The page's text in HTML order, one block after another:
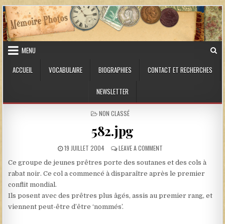
Skip to content
MENU
ACCUEIL
VOCABULAIRE BIOGRAPHIES CONTACT ET RECHERCHES
NEWSLETTER
POSTED IN
NON CLASSÉ
582.jpg
PUBLISHED DATE:
19 JUILLET 2004 LEAVE A COMMENTON 582.JPG
Ce groupe de jeunes prêtres porte des soutanes et des cols à
rabat noir. Ce col a commencé à disparaître après le premier
conflit mondial.
Ils posent avec des prêtres plus âgés, assis au premier rang, et
viennent peut-être d’être ‘nommés’.